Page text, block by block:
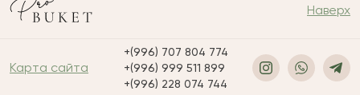
Наверх
Карта сайта
+(996) 707 804 774
+(996) 999 511 899
+(996) 228 074 744